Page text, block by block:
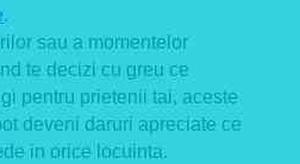
.
sau a momentelor
te decizi cu greu ce
pentru prietenii tai, aceste
deveni daruri apreciate ce
in orice locuinta.